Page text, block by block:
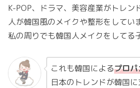
K-POP、ドラマ、美容産業がトレン
人が韓国風のメイクや整形をしてい
私の周りでも韓国人メイクをしてる
これも韓国によるプロ
日本のトレンドが韓国